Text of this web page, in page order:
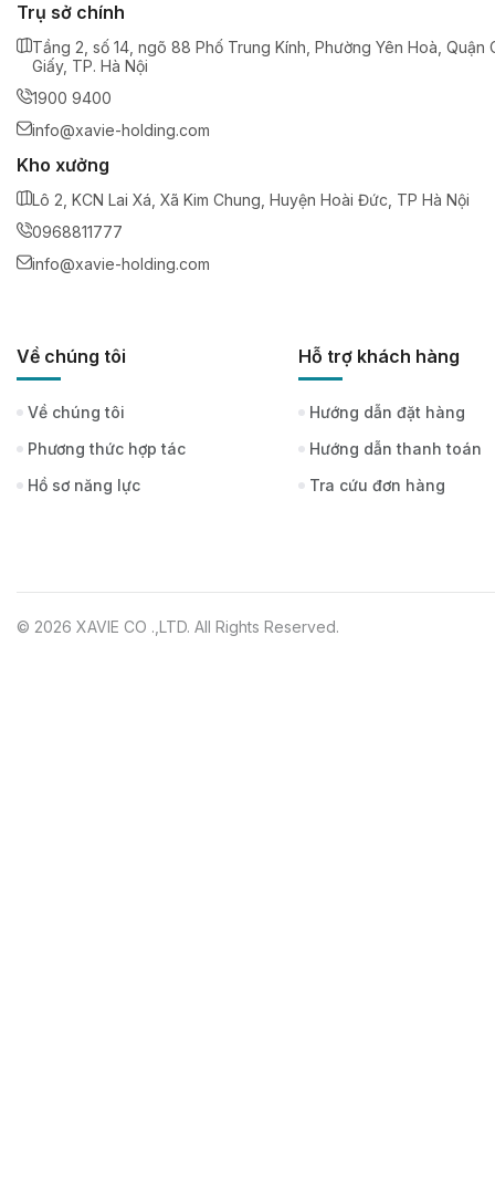
Trụ sở chính
Tầng 2, số 14, ngõ 88 Phố Trung Kính, Phường Yên Hoà, Quận
Giấy, TP. Hà Nội
1900 9400
info@xavie-holding.com
Kho xưởng
Lô 2, KCN Lai Xá, Xã Kim Chung, Huyện Hoài Đức, TP Hà Nội
0968811777
info@xavie-holding.com
Về chúng tôi
Về chúng tôi
Phương thức hợp tác
Hồ sơ năng lực
Hỗ trợ khách hàng
Hướng dẫn đặt hàng
Hướng dẫn thanh toán
Tra cứu đơn hàng
© 2026 XAVIE CO .,LTD. All Rights Reserved.